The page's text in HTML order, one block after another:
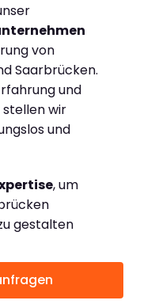
von
Saarbrücken.
und
wir
und
, um
gestalten